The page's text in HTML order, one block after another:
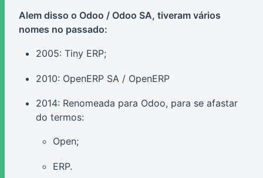
Alem disso o Odoo / Odoo SA, tiveram vários
nomes no passado:
2005: Tiny ERP;
2010: OpenERP SA / OpenERP
2014: Renomeada para Odoo, para se afastar
do termos:
Open;
ERP.